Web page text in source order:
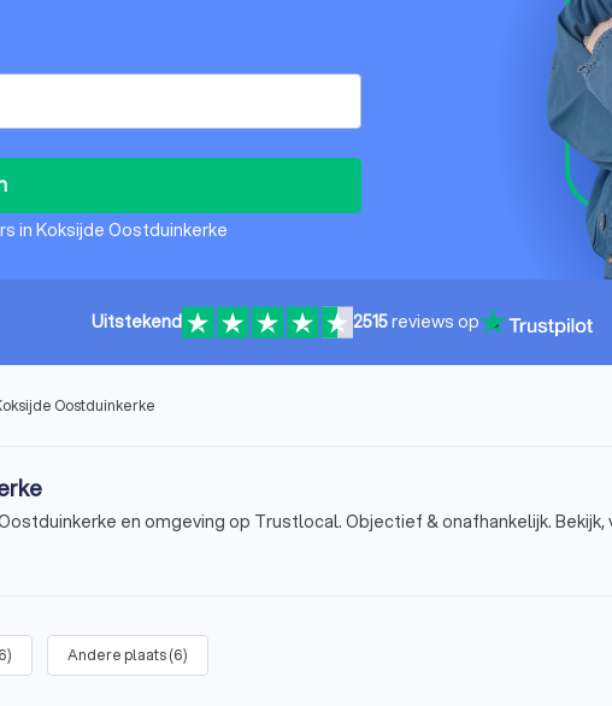
in Koksijde Oostduinkerke
Uitstekend 2515reviews op
Oostduinkerke
en omgeving op Trustlocal. Objectief & onafhankelijk. Bekijk,
6) Andere plaats(6)